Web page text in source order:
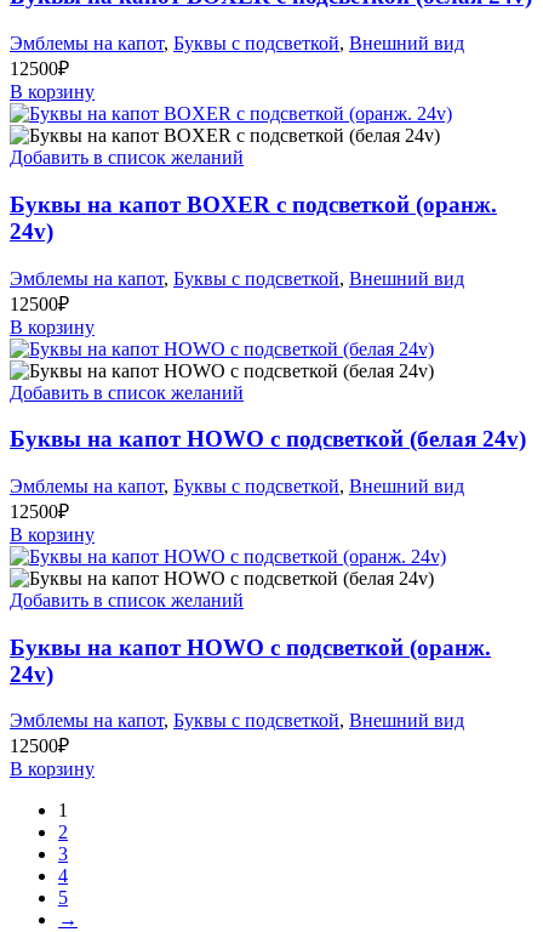
Эмблемы на капот, Буквы с подсветкой, Внешний вид
12500₽
В корзину
Добавить в список желаний
Буквы на капот BOXER с подсветкой (оранж.
24v)
Эмблемы на капот, Буквы с подсветкой, Внешний вид
12500₽
В корзину
Добавить в список желаний
Буквы на капот HOWO с подсветкой (белая 24v)
Эмблемы на капот, Буквы с подсветкой, Внешний вид
12500₽
В корзину
Добавить в список желаний
Буквы на капот HOWO с подсветкой (оранж.
24v)
Эмблемы на капот, Буквы с подсветкой, Внешний вид
12500₽
В корзину
1
2
3
4
5
→